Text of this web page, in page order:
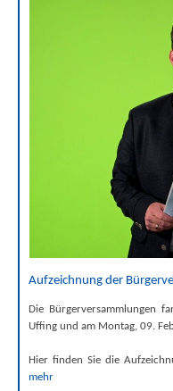
Aufzeichnung der
Die Bürgerversammlungen
Uffing und am Montag, 09.
Hier finden Sie die
mehr